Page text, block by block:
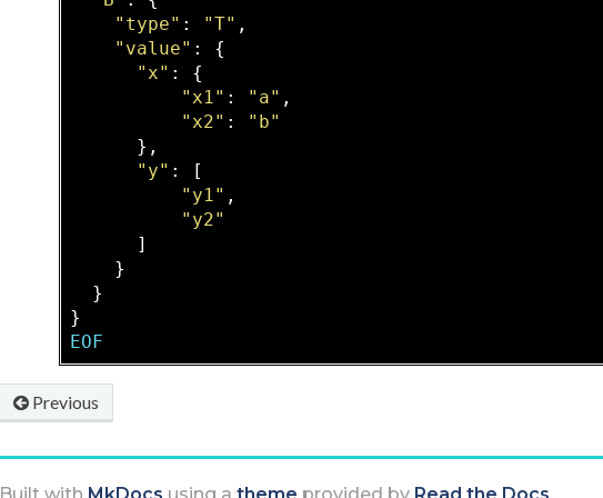
"type" : "T" ,
"value" : {
"x" : {
"x1" : "a" ,
"x2" : "b"
      },
"y" : [
"y1" ,
"y2"
      ]
    }
  }
EOF
Previous